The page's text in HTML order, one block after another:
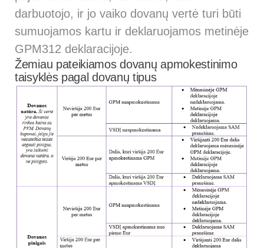
darbuotojo, ir jo vaiko dovanų vertė turi būti
sumuojamos kartu ir deklaruojamos metinėje
GPM312 deklaracijoje.
Žemiau pateikiamos dovanų apmokestinimo
taisyklės pagal dovanų tipus